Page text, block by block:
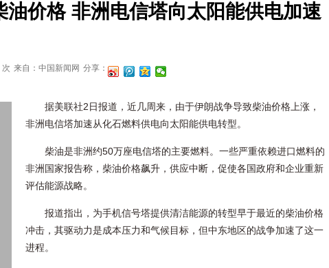
油价格 非洲电信塔向太阳能供电加速
次 来自：中国新闻网 分享：
据美联社2日报道，近几周来，由于伊朗战争导致柴油价格上涨，
非洲电信塔加速从化石燃料供电向太阳能供电转型。
柴油是非洲约50万座电信塔的主要燃料。一些严重依赖进口燃料的
非洲国家报告称，柴油价格飙升，供应中断，促使各国政府和企业重新
评估能源战略。
报道指出，为手机信号塔提供清洁能源的转型早于最近的柴油价格
冲击，其驱动力是成本压力和气候目标，但中东地区的战争加速了这一
进程。